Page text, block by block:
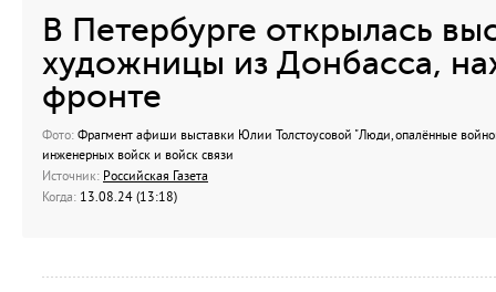
В Петербурге открылась
художницы из Донбасса,
фронте
Фото: Фрагмент афиши выставки Юлии Толстоусовой "Люди, опалённые
инженерных войск и войск связи
Источник: Российская Газета
Когда: 13.08.24 (13:18)